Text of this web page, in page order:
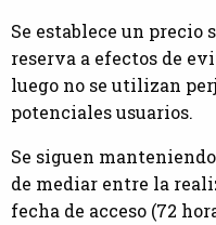
Se establece un precio
reserva a efectos de
luego no se utilizan
potenciales usuarios.
Se siguen
de mediar entre la
fecha de acceso (72